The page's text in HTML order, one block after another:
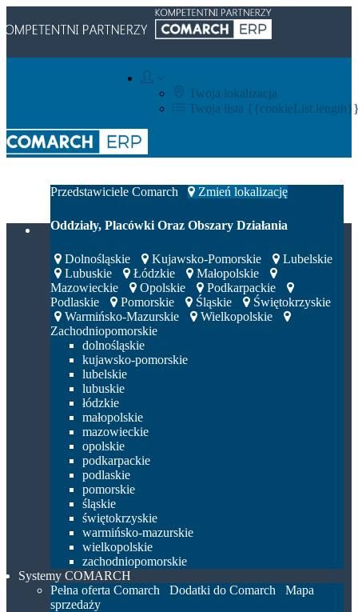
Twoja lokalizacja
Twoja lista
Przedstawiciele Comarch
Zmień lokalizację
Oddziały, Placówki Oraz Obszary Działania
Dolnośląskie Kujawsko-Pomorskie
Lubelskie
Lubuskie
Łódzkie
Małopolskie
Mazowieckie
Opolskie
Podkarpackie
Podlaskie
Pomorskie Śląskie
Świętokrzyskie
Warmińsko-Mazurskie
Wielkopolskie
Zachodniopomorskie
dolnośląskie
kujawsko-pomorskie
lubelskie
lubuskie
łódzkie
małopolskie
mazowieckie
opolskie
podkarpackie
podlaskie
pomorskie
śląskie
świętokrzyskie
warmińsko-mazurskie
wielkopolskie
zachodniopomorskie
Systemy COMARCH
Pełna oferta Comarch
Dodatki do Comarch
Mapa
sprzedaży